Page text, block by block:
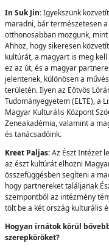
In Suk Jin:Igyekszünk
maradni, bár természetesen
otthonosabban mozgunk,
Ahhoz, hogy sikeresen
kultúrát, a magyart is meg
ez az út, és a magyar
jelentenek, különösen a
területén. Ilyen az Eötvös
Tudományegyetem (ELTE), a
Magyar Kulturális Központ
Zeneakadémia, valamint a
és tanácsadóink.
Kreet Paljas:Az Észt Intézet
az észt kultúrát elhozni
összefüggésben segíteni a
hogy partnereket találjanak
szempontból az intézmény
tölt be a két ország kulturális
Hogyan írnátok körül
szerepköröket?